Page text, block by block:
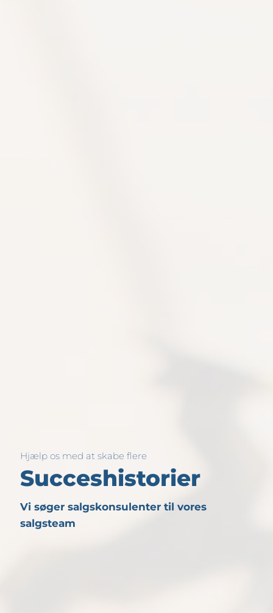
Hjælp os med at skabe flere
Succeshistorier
Vi søger salgskonsulenter til vores
salgsteam